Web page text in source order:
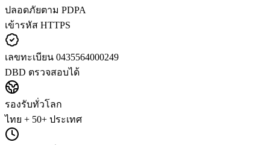
ปลอดภัยตาม PDPA
เข้ารหัส HTTPS
เลขทะเบียน 0435564000249
DBD ตรวจสอบได้
รองรับทั่วโลก
ไทย + 50+ ประเทศ